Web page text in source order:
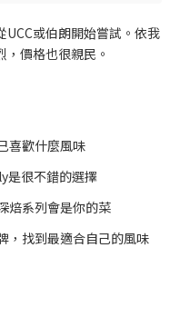
或伯朗開始嘗試。依我
價格也很親民。
喜歡什麼風味
是很不錯的選擇
焙系列會是你的菜
，找到最適合自己的風味